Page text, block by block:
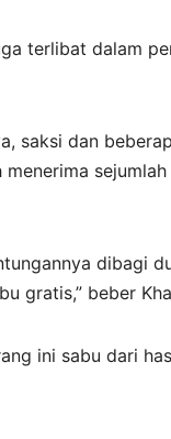
terlibat dalam
saksi dan
dibagi
gratis,” beber
ini sabu dari